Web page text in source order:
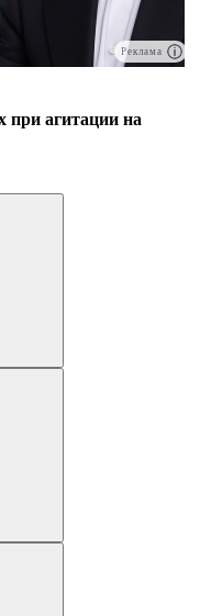
Реклама
при агитации на